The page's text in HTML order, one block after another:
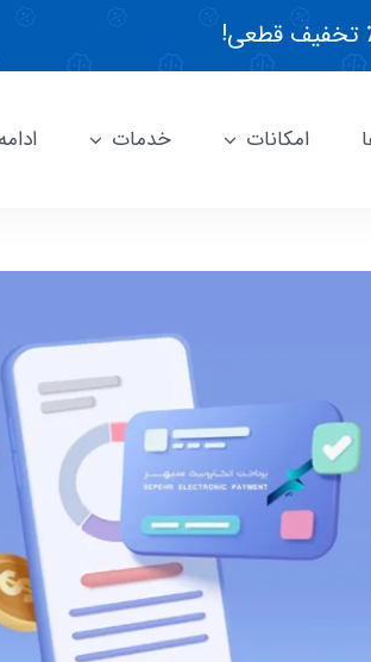
امکانات خدمات ادامه